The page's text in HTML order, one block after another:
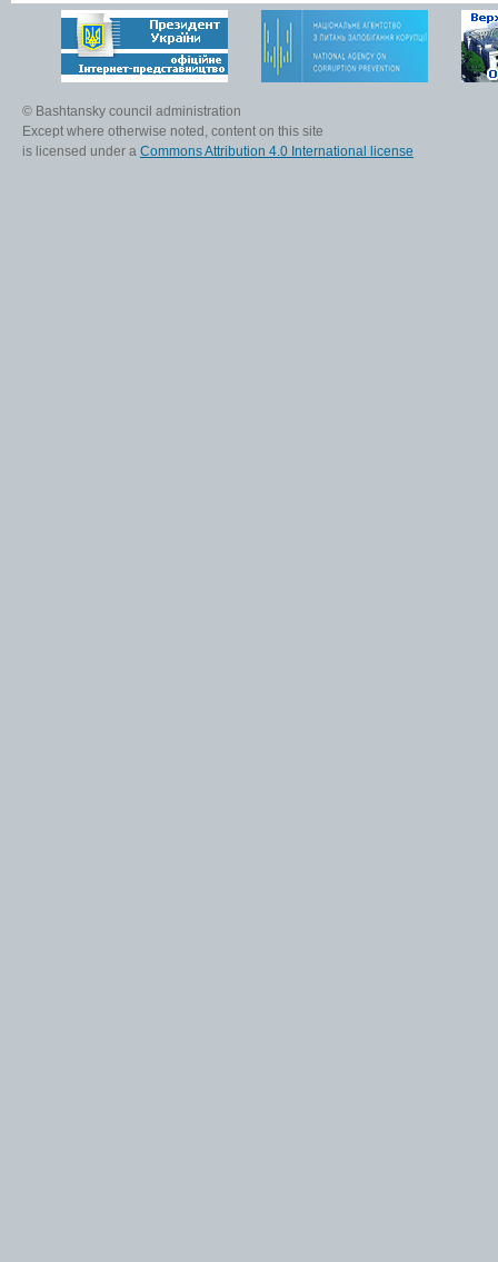
© Bashtansky council administration
Except where otherwise noted, content on this site
is licensed under a Commons Attribution 4.0 International license